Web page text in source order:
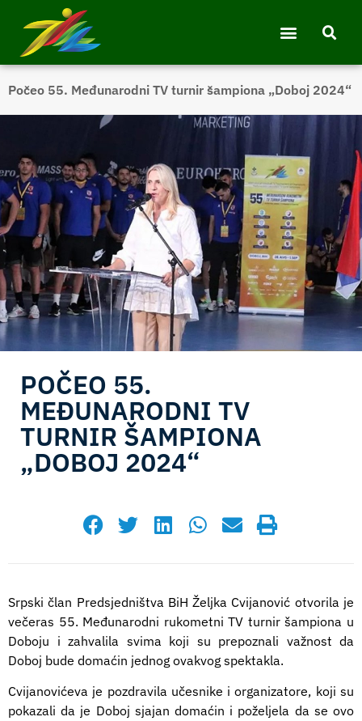
Počeo 55. Međunarodni TV turnir šampiona „Doboj 2024“
POČEO 55.
MEĐUNARODNI TV
TURNIR ŠAMPIONA
„DOBOJ 2024“
Srpski član Predsjedništva BiH Željka Cvijanović otvorila je
večeras 55. Međunarodni rukometni TV turnir šampiona u
Doboju i zahvalila svima koji su prepoznali važnost da
Doboj bude domaćin jednog ovakvog spektakla.
Cvijanovićeva je pozdravila učesnike i organizatore, koji su
pokazali da je Doboj sjajan domaćin i poželjela da se ovo